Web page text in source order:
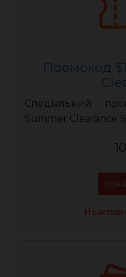
Промокод
Спеціальний
Summer Clearance